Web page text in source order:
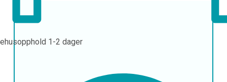
1-2 dager